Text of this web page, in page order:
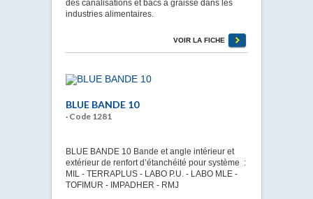
des canalisations et bacs à graisse dans les
industries alimentaires.
VOIR LA FICHE
BLUE BANDE 10
· Code 1281
BLUE BANDE 10 Bande et angle intérieur et
extérieur de renfort d’étanchéité pour système :
MIL - TERRAPLUS - LABO P.U. - LABO MLE -
TOFIMUR - IMPADHER - RMJ